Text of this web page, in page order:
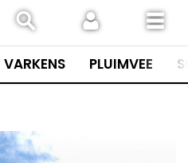
VARKENS PLUIMVEE